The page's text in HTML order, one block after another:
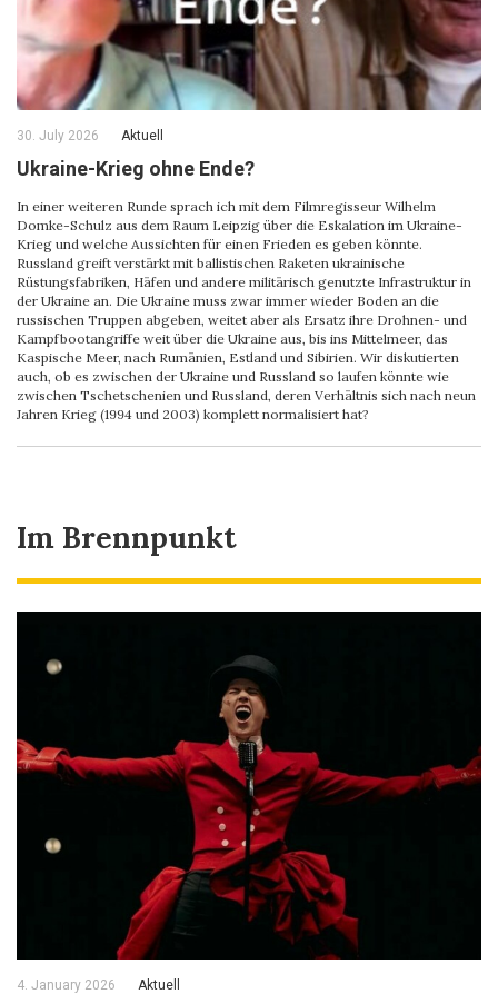
30. July 2026 Aktuell
Ukraine-Krieg ohne Ende?
In einer weiteren Runde sprach ich mit dem Filmregisseur Wilhelm
Domke-Schulz aus dem Raum Leipzig über die Eskalation im Ukraine-
Krieg und welche Aussichten für einen Frieden es geben könnte.
Russland greift verstärkt mit ballistischen Raketen ukrainische
Rüstungsfabriken, Häfen und andere militärisch genutzte Infrastruktur in
der Ukraine an. Die Ukraine muss zwar immer wieder Boden an die
russischen Truppen abgeben, weitet aber als Ersatz ihre Drohnen- und
Kampfbootangriffe weit über die Ukraine aus, bis ins Mittelmeer, das
Kaspische Meer, nach Rumänien, Estland und Sibirien. Wir diskutierten
auch, ob es zwischen der Ukraine und Russland so laufen könnte wie
zwischen Tschetschenien und Russland, deren Verhältnis sich nach neun
Jahren Krieg (1994 und 2003) komplett normalisiert hat?
Im Brennpunkt
4. January 2026 Aktuell